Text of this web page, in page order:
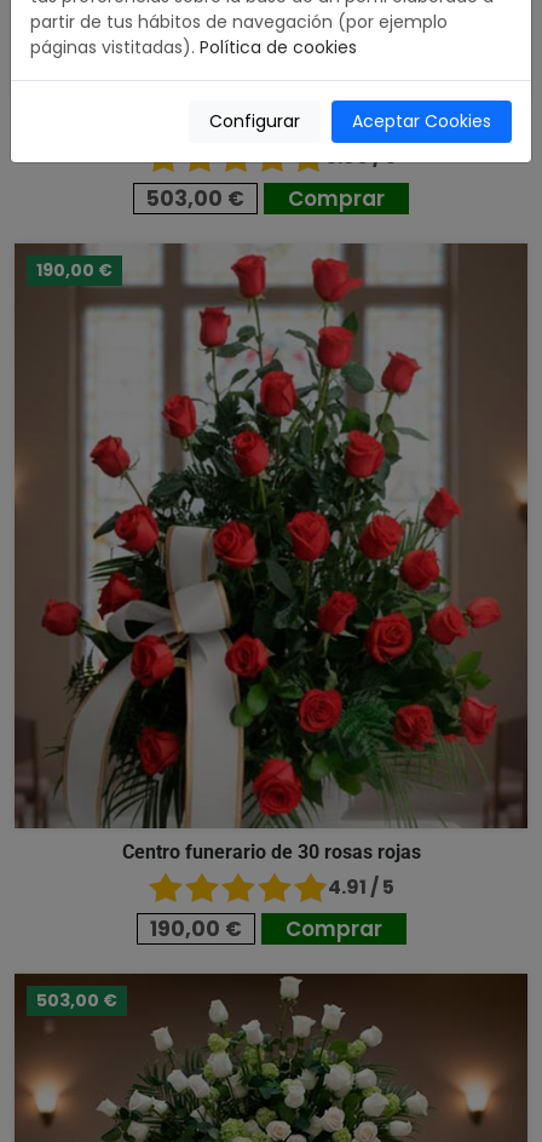
Corona Premium Rosas Rojas
5.00 / 5
503,00 € Comprar
190,00 €
Centro funerario de 30 rosas rojas
4.91 / 5
190,00 € Comprar
503,00 €
partir de tus hábitos de navegación (por ejemplo
páginas vistitadas). Política de cookies
Configurar Aceptar Cookies